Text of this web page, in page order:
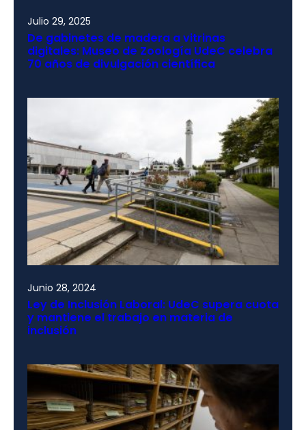
Julio 29, 2025
De gabinetes de madera a vitrinas
digitales: Museo de Zoología UdeC celebra
70 años de divulgación científica
Junio 28, 2024
Ley de Inclusión Laboral: UdeC supera cuota
y mantiene el trabajo en materia de
inclusión